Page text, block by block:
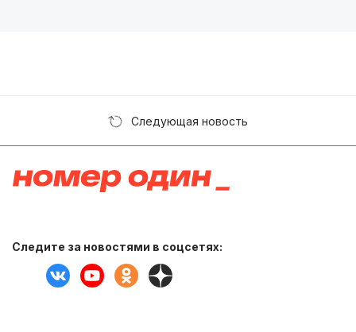
Следующая новость
Следите за новостями в соцсетях: